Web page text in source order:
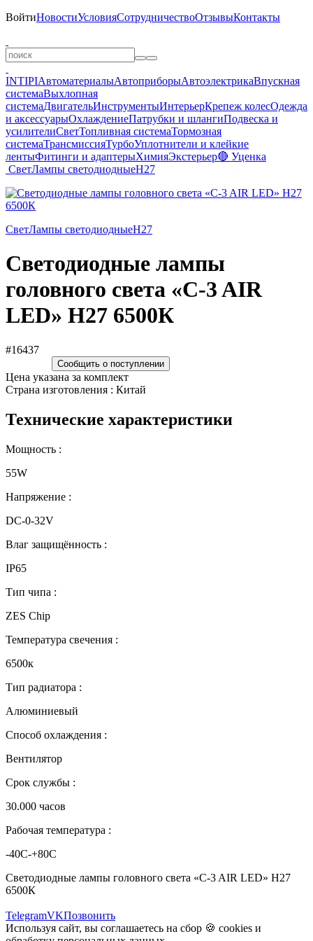
ВойтиНовостиУсловияСотрудничествоОтзывыКонтакты
INTIPIАвтоматериалыАвтоприборыАвтоэлектрикаВпускная
системаВыхлопная
системаДвигательИнструментыИнтерьерКрепеж колесОдежда
и аксессуарыОхлаждениеПатрубки и шлангиПодвеска и
усилителиСветТопливная системаТормозная
системаТрансмиссияТурбоУплотнители и клейкие
лентыФитинги и адаптерыХимияЭкстерьер🔴 Уценка
СветЛампы светодиодныеH27
СветЛампы светодиодныеH27
Светодиодные лампы
головного света «C-3 AIR
LED» H27 6500К
#16437
Сообщить о поступлении
Цена указана за комплект
Страна изготовления : Китай
Технические характеристики
Мощность :
55W
Напряжение :
DC-0-32V
Влаг защищённость :
IP65
Тип чипа :
ZES Chip
Температура свечения :
6500к
Тип радиатора :
Алюминиевый
Способ охлаждения :
Вентилятор
Срок службы :
30.000 часов
Рабочая температура :
-40С-+80С
Светодиодные лампы головного света «C-3 AIR LED» H27
6500К
TelegramVKПозвонить
Используя сайт, вы соглашаетесь на сбор 🍪 cookies и